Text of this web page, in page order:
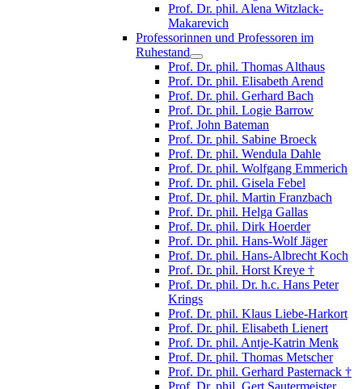
Prof. Dr. phil. Alena Witzlack-
Makarevich
Professorinnen und Professoren im
Ruhestand
Prof. Dr. phil. Thomas Althaus
Prof. Dr. phil. Elisabeth Arend
Prof. Dr. phil. Gerhard Bach
Prof. Dr. phil. Logie Barrow
Prof. John Bateman
Prof. Dr. phil. Sabine Broeck
Prof. Dr. phil. Wendula Dahle
Prof. Dr. phil. Wolfgang Emmerich
Prof. Dr. phil. Gisela Febel
Prof. Dr. phil. Martin Franzbach
Prof. Dr. phil. Helga Gallas
Prof. Dr. phil. Dirk Hoerder
Prof. Dr. phil. Hans-Wolf Jäger
Prof. Dr. phil. Hans-Albrecht Koch
Prof. Dr. phil. Horst Kreye †
Prof. Dr. phil. Dr. h.c. Hans Peter
Krings
Prof. Dr. phil. Klaus Liebe-Harkort
Prof. Dr. phil. Elisabeth Lienert
Prof. Dr. phil. Antje-Katrin Menk
Prof. Dr. phil. Thomas Metscher
Prof. Dr. phil. Gerhard Pasternack †
Prof. Dr. phil. Gert Sautermeister